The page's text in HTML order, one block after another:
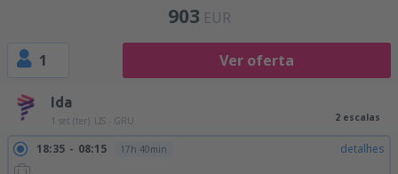
903 EUR
1 Ver oferta
Ida
1 set (ter) LIS - GRU 2 escalas
18:35 08:15 17h 40min detalhes